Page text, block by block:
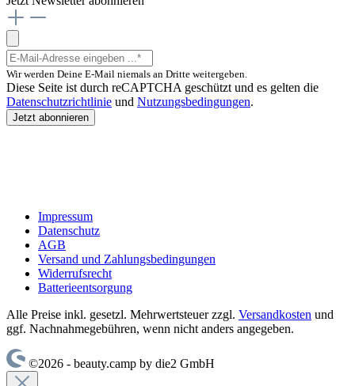
Wir werden Deine E-Mail niemals an Dritte weitergeben.
Diese Seite ist durch reCAPTCHA geschützt und es gelten die
Datenschutzrichtlinie und Nutzungsbedingungen.
Jetzt abonnieren
Impressum
Datenschutz
AGB
Versand und Zahlungsbedingungen
Widerrufsrecht
Batterieentsorgung
Alle Preise inkl. gesetzl. Mehrwertsteuer zzgl. Versandkosten und
ggf. Nachnahmegebühren, wenn nicht anders angegeben.
©2026 - beauty.camp by die2 GmbH